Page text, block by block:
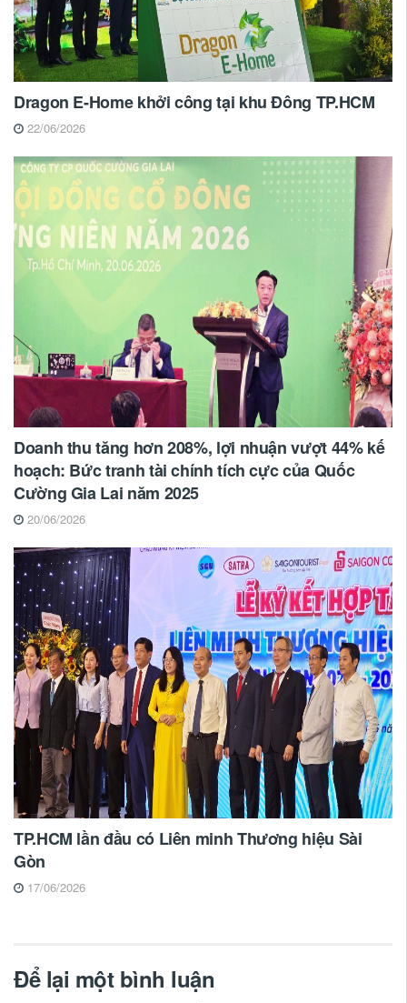
Dragon E-Home khởi công tại khu Đông TP.HCM
22/06/2026
Doanh thu tăng hơn 208%, lợi nhuận vượt 44% kế
hoạch: Bức tranh tài chính tích cực của Quốc
Cường Gia Lai năm 2025
20/06/2026
TP.HCM lần đầu có Liên minh Thương hiệu Sài
Gòn
17/06/2026
Để lại một bình luận